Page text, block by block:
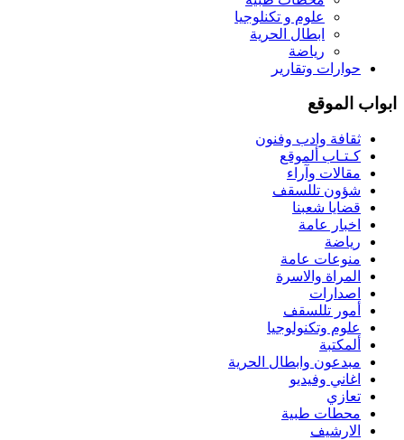
علوم و تکنلوجیا
ابطال الحرية
رياضة
حوارات وتقارير
ابواب الموقع
ثقافة وادب وفنون
كـتـاب ألموقع
مقالات وآراء
شؤون تللسقف
قضايا شعبنا
اخبار عامة
رياضة
منوعات عامة
المراة والاسرة
اصدارات
أمور تللسقف
علوم وتكنولوجيا
ألمكتبة
مبدعون وابطال الحرية
اغاني وفيديو
تعازي
محطات طبية
الارشيف